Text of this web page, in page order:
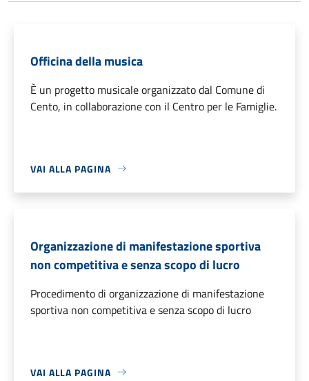
Officina della musica
È un progetto musicale organizzato dal Comune di
Cento, in collaborazione con il Centro per le Famiglie.
VAI ALLA PAGINA
Organizzazione di manifestazione sportiva
non competitiva e senza scopo di lucro
Procedimento di organizzazione di manifestazione
sportiva non competitiva e senza scopo di lucro
VAI ALLA PAGINA